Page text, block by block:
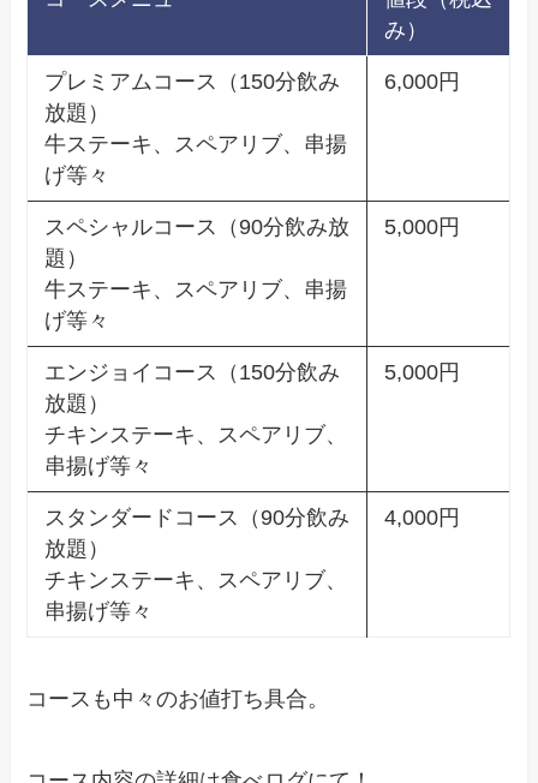
み）
プレミアムコース（150分飲み
放題）
牛ステーキ、スペアリブ、串揚
げ等々
6,000円
スペシャルコース（90分飲み放
題）
牛ステーキ、スペアリブ、串揚
げ等々
5,000円
エンジョイコース（150分飲み
放題）
チキンステーキ、スペアリブ、
串揚げ等々
5,000円
スタンダードコース（90分飲み
放題）
チキンステーキ、スペアリブ、
串揚げ等々
4,000円
コースも中々のお値打ち具合。